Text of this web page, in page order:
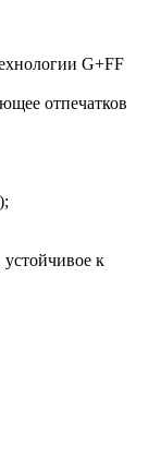
G+FF
отпечатков
к